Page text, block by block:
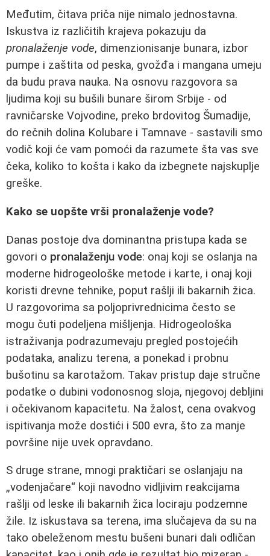
Međutim, čitava priča nije nimalo jednostavna.
Iskustva iz različitih krajeva pokazuju da
pronalaženje vode, dimenzionisanje bunara, izbor
pumpe i zaštita od peska, gvožđa i mangana umeju
da budu prava nauka. Na osnovu razgovora sa
ljudima koji su bušili bunare širom Srbije - od
ravničarske Vojvodine, preko brdovitog Šumadije,
do rečnih dolina Kolubare i Tamnave - sastavili smo
vodič koji će vam pomoći da razumete šta vas sve
čeka, koliko to košta i kako da izbegnete najskuplje
greške.
Kako se uopšte vrši pronalaženje vode?
Danas postoje dva dominantna pristupa kada se
govori o pronalaženju vode: onaj koji se oslanja na
moderne hidrogeološke metode i karte, i onaj koji
koristi drevne tehnike, poput rašlji ili bakarnih žica.
U razgovorima sa poljoprivrednicima često se
mogu čuti podeljena mišljenja. Hidrogeološka
istraživanja podrazumevaju pregled postojećih
podataka, analizu terena, a ponekad i probnu
bušotinu sa karotažom. Takav pristup daje stručne
podatke o dubini vodonosnog sloja, njegovoj debljini
i očekivanom kapacitetu. Na žalost, cena ovakvog
ispitivanja može dostići i 500 evra, što za manje
površine nije uvek opravdano.
S druge strane, mnogi praktičari se oslanjaju na
„vodenjačare“ koji navodno vidljivim reakcijama
rašlji od leske ili bakarnih žica lociraju podzemne
žile. Iz iskustava sa terena, ima slučajeva da su na
tako obeleženom mestu bušeni bunari dali odličan